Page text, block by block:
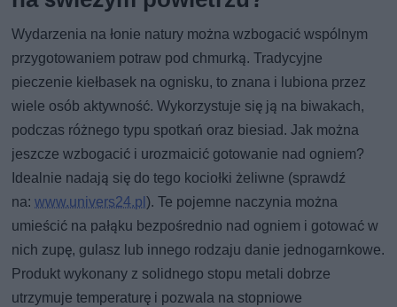
Wydarzenia na łonie natury można wzbogacić wspólnym
przygotowaniem potraw pod chmurką. Tradycyjne
pieczenie kiełbasek na ognisku, to znana i lubiona przez
wiele osób aktywność. Wykorzystuje się ją na biwakach,
podczas różnego typu spotkań oraz biesiad. Jak można
jeszcze wzbogacić i urozmaicić gotowanie nad ogniem?
Idealnie nadają się do tego kociołki żeliwne (sprawdź
na:www.univers24.pl). Te pojemne naczynia można
umieścić na pałąku bezpośrednio nad ogniem i gotować w
nich zupę, gulasz lub innego rodzaju danie jednogarnkowe.
Produkt wykonany z solidnego stopu metali dobrze
utrzymuje temperaturę i pozwala na stopniowe